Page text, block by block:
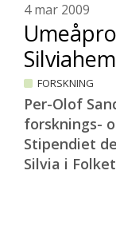
4 mar 2009
FORSKNING
Per-Olof
forsknings-
Stipendiet
Silvia i